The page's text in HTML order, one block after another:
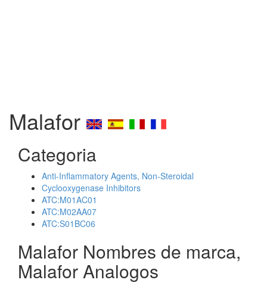
Malafor
Categoria
Anti-Inflammatory Agents, Non-Steroidal
Cyclooxygenase Inhibitors
ATC:M01AC01
ATC:M02AA07
ATC:S01BC06
Malafor Nombres de marca,
Malafor Analogos